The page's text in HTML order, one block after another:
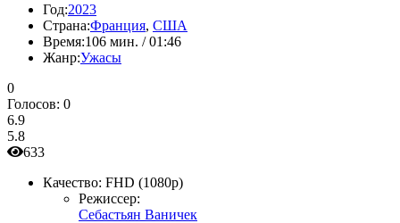
Год:2023
Страна:Франция, США
Время:106 мин. / 01:46
Жанр:Ужасы
0
Голосов: 0
6.9
5.8
633
Качество: FHD (1080p)
Режиссер:
Себастьян Ваничек